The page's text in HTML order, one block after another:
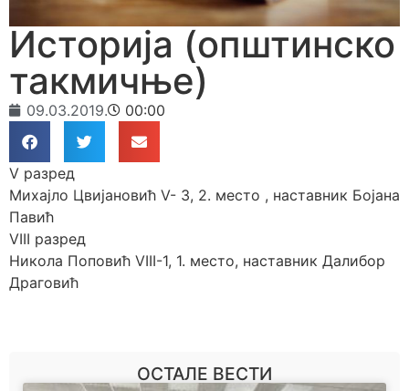
Историја (општинско
такмичње)
09.03.2019. 00:00
V разред
Михајло Цвијановић V- 3, 2. место , наставник Бојана
Павић
VIII разред
Никола Поповић VIII-1, 1. место, наставник Далибор
Драговић
ОСТАЛЕ ВЕСТИ